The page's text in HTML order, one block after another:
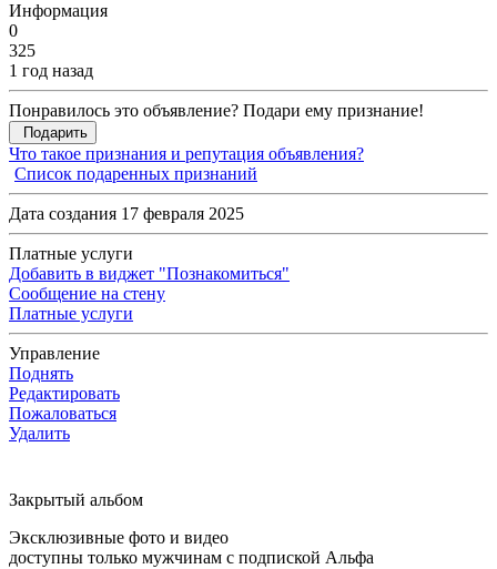
Информация
0
325
1 год назад
Понравилось это объявление? Подари ему признание!
Подарить
Что такое признания и репутация объявления?
Список подаренных признаний
Дата создания 17 февраля 2025
Платные услуги
Добавить в виджет "Познакомиться"
Сообщение на стену
Платные услуги
Управление
Поднять
Редактировать
Пожаловаться
Удалить
Закрытый альбом
Эксклюзивные фото и видео
доступны только мужчинам с подпиской Альфа